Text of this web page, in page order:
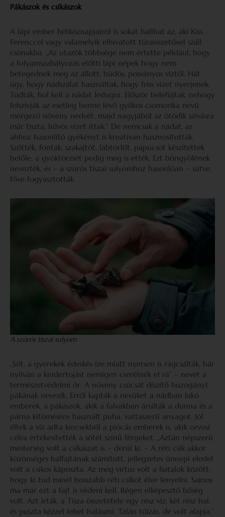
Pákászok és csíkászok
A lápi ember hétköznapjairól is sokat hallhat az, aki Kiss
Ferenccel vagy valamelyik elhivatott túravezetővel száll
csónakba. „Az utazók többsége nem értette például, hogy
a folyamszabályozás előtti lápi népek hogy nem
betegednek meg az állott, büdös, posványos víztől. Hát
úgy, hogy nádszálat használtak, hogy friss vizet nyerjenek.
Tudták, hol kell a nádat ledugni. Először belefújtak, nehogy
felszívják az esetleg benne lévő gyilkos csomorika nevű
mérgező növény nedvét, majd nagyjából az ötödik szívásra
már tiszta, hűvös vizet ittak.” De nemcsak a nádat, az
ahhoz hasonlító gyékényt is kreatívan hasznosították.
Szőtték, fonták, szakajtót, lábtörlőt, papucsot készítettek
belőle, a gyöktörzsét pedig meg is ették. Ezt böngyölének
nevezték, és – a szúrós tiszai sulyomhoz hasonlóan – sütve,
főve fogyasztották.
A szúrós tiszai sulyom
„Sőt, a gyerekek édeskés íze miatt nyersen is rágcsálták, bár
nyilván a kindertojást nemigen cserélnék el rá” – nevet a
természetvédelmi őr. A növény csúcsát díszítő buzogányt
pákának nevezik. Erről kapták a nevüket a nádban lakó
emberek, a pákászok, akik a falvakban árulták a dunna és a
párna kitömésére használt puha, vattaszerű anyagot. Jól
éltek a víz adta kincsekből a piócás emberek is, akik orvosi
célra értékesítették a sötét színű férgeket. „Aztán népszerű
mesterség volt a csíkászat is – derül ki. – A réti csík akkor
közönséges halfajtának számított, jellegzetes ünnepi eledel
volt a csíkos káposzta. Az meg virtus volt a fiatalok között,
hogy ki tud minél hosszabb réti csíkot élve lenyelni. Sajnos
ma már ezt a fajt is védeni kell. Régen elképesztő bőség
volt. Azt írták, a Tisza összetétele egy rész víz, két rész hal,
és puszta kézzel lehet halászni. Talán túlzás, de volt alapja.”